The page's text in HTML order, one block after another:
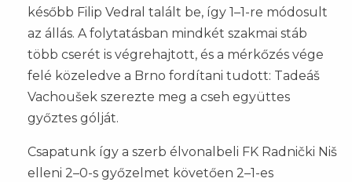
később Filip Vedral talált be, így 1–1-re módosult
az állás. A folytatásban mindkét szakmai stáb
több cserét is végrehajtott, és a mérkőzés vége
felé közeledve a Brno fordítani tudott: Tadeáš
Vachoušek szerezte meg a cseh együttes
győztes gólját.
Csapatunk így a szerb élvonalbeli FK Radnički Niš
elleni 2–0-s győzelmet követően 2–1-es